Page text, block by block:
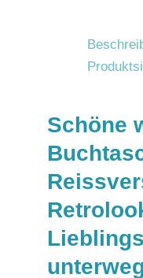
Schöne